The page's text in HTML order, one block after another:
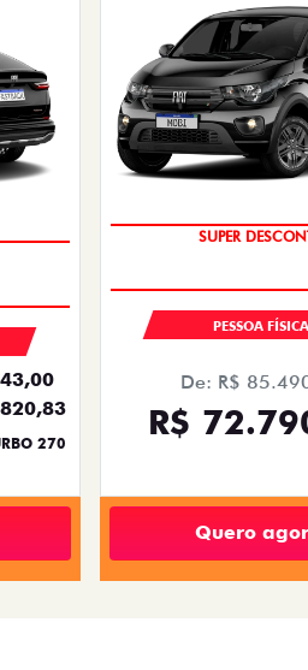
270
TAXA ZERO
PESSOA FÍSICA
De: R$
R$
Quero